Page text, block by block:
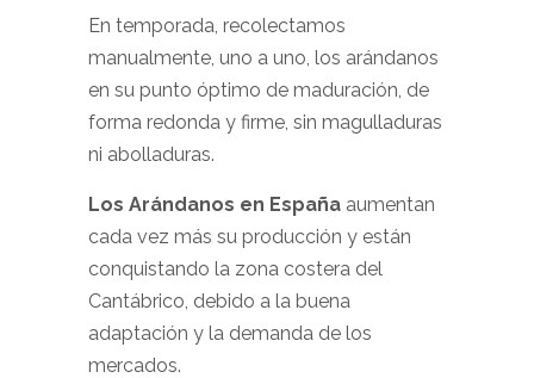
En temporada, recolectamos
manualmente, uno a uno, los arándanos
en su punto óptimo de maduración, de
forma redonda y firme, sin magulladuras
ni abolladuras.
Los Arándanos en España aumentan
cada vez más su producción y están
conquistando la zona costera del
Cantábrico, debido a la buena
adaptación y la demanda de los
mercados.